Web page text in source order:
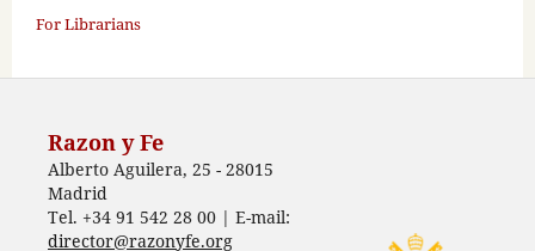
For Librarians
Razon y Fe
Alberto Aguilera, 25 - 28015
Madrid
Tel. +34 91 542 28 00 | E-mail:
director@razonyfe.org